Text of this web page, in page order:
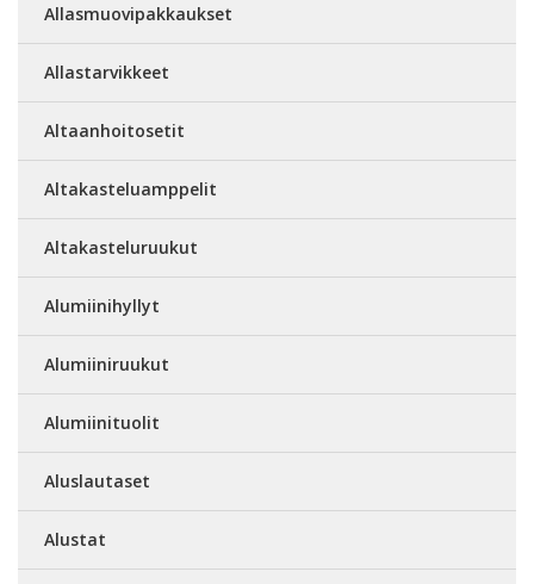
Allasmuovipakkaukset
Allastarvikkeet
Altaanhoitosetit
Altakasteluamppelit
Altakasteluruukut
Alumiinihyllyt
Alumiiniruukut
Alumiinituolit
Aluslautaset
Alustat